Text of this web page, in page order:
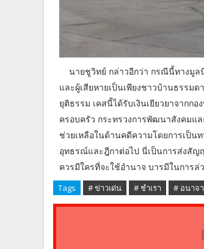
นายชูวิทย์ กล่าวอีกว่า กรณีนี้ทางมูลนิ
และผู้เสียหายเป็นเพียงชาวบ้านธรรม
ยุติธรรม เคสนี้ได้รับเงินเยียวยาจากก
ครอบครัว กระทรวงการพัฒนาสังคมแ
ช่วยเหลือในด้านคดีความโดยการเป็น
อุทธรณ์และฎีกาต่อไป นี่เป็นการส่งสัญ
ควรมีใครที่จะใช้อำนาจ บารมีในการล่
Tags # ข่าวเด่น # ชำเรา # อนาจ